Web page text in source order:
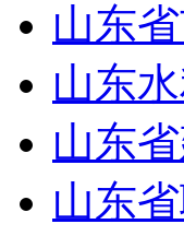
山东
山东
山东
山东